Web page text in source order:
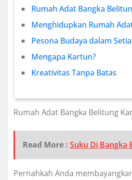
Rumah Adat Bangka
Menghidupkan Rumah
Pesona Budaya dalam
Mengapa Kartun?
Kreativitas Tanpa Batas
Rumah Adat Bangka Belitung
Read More : Suku Di Bangka
Pernahkah Anda